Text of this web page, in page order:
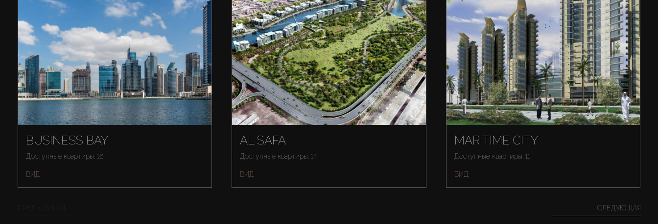
BUSINESS BAY
Доступные квартиры: 16
ВИД
AL SAFA
Доступные квартиры: 14
ВИД
MARITIME CITY
Доступные квартиры: 11
ВИД
СЛЕДУЮЩАЯ